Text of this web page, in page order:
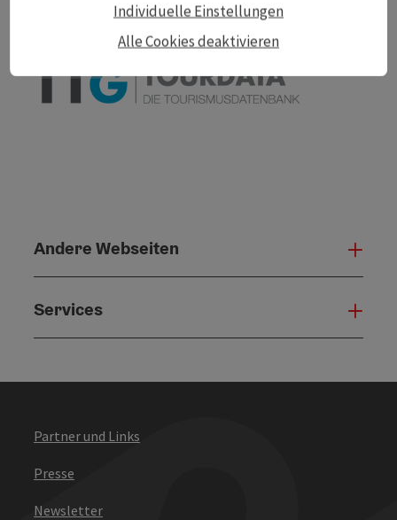
TOURDATA Änderung vorschlagen
Andere Webseiten
Services
Partner und Links
Presse
Newsletter
Alle Cookies deaktivieren
Individuelle Einstellungen